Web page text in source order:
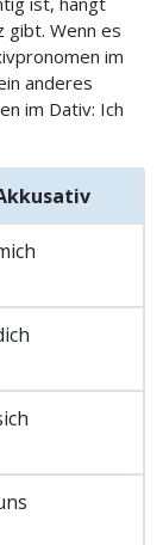
gibt. Wenn es
im
anderes
im Dativ: Ich